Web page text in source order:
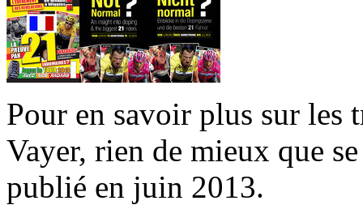
Pour en savoir plus sur les
Vayer, rien de mieux que
publié en juin 2013.